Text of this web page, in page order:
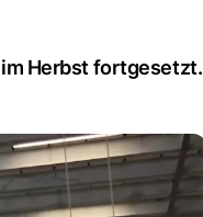
Herbst fortgesetzt.